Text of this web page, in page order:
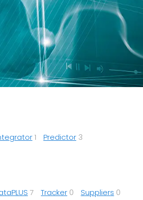
1 Predictor 3
7 Tracker 0 Suppliers 0